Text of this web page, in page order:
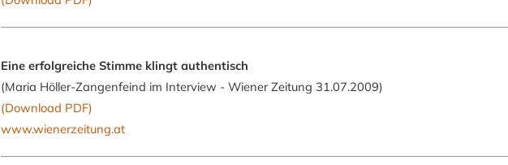
Eine erfolgreiche Stimme klingt authentisch
(Maria Höller-Zangenfeind im Interview - Wiener Zeitung 31.07.2009)
(Download PDF)
www.wienerzeitung.at